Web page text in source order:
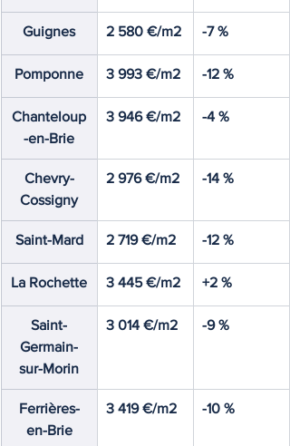
Guignes 2 580 €/m2 -7 %
Pomponne 3 993 €/m2 -12 %
Chanteloup
-en-Brie
3 946 €/m2 -4 %
Chevry-
Cossigny
2 976 €/m2 -14 %
Saint-Mard 2 719 €/m2 -12 %
La Rochette 3 445 €/m2 +2 %
Saint-
Germain-
sur-Morin
3 014 €/m2 -9 %
Ferrières-
en-Brie
3 419 €/m2 -10 %